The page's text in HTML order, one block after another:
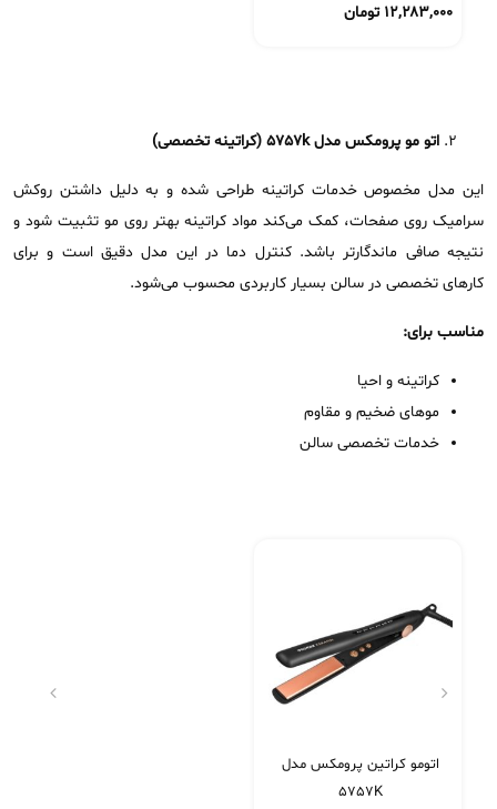
۱۲,۲۸۳,۰۰۰ تومان
اتو مو پرومکس مدل5757k (کراتینه تخصصی)
این مدل مخصوص خدمات کراتینه طراحی شده و به دلیل داشتن روکش
سرامیک روی صفحات، کمک می‌کند مواد کراتینه بهتر روی مو تثبیت شود و
نتیجه صافی ماندگارتر باشد. کنترل دما در این مدل دقیق است و برای
کارهای تخصصی در سالن بسیار کاربردی محسوب می‌شود.
مناسب برای:
کراتینه و احیا
موهای ضخیم و مقاوم
خدمات تخصصی سالن
اتومو کراتین پرومکس مدل
5757K